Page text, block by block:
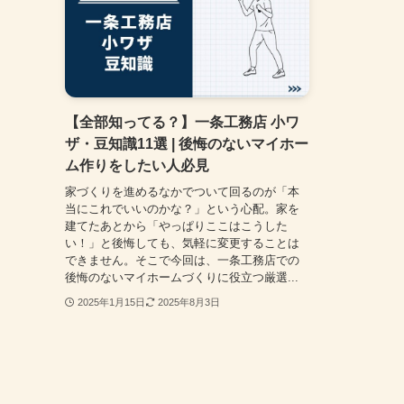
【全部知ってる？】一条工務店 小ワ
ザ・豆知識11選 | 後悔のないマイホー
ム作りをしたい人必見
家づくりを進めるなかでついて回るのが「本
当にこれでいいのかな？」という心配。家を
建てたあとから「やっぱりここはこうした
い！」と後悔しても、気軽に変更することは
できません。そこで今回は、一条工務店での
後悔のないマイホームづくりに役立つ厳選...
2025年1月15日 2025年8月3日